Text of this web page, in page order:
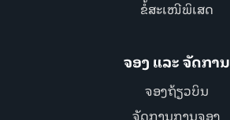
ຂໍ້ສະເໜີພິເສດ
ຈອງ ແລະ ຈັດການ
ຈອງຖ້ຽວບິນ
ຈັດການການຈອງ